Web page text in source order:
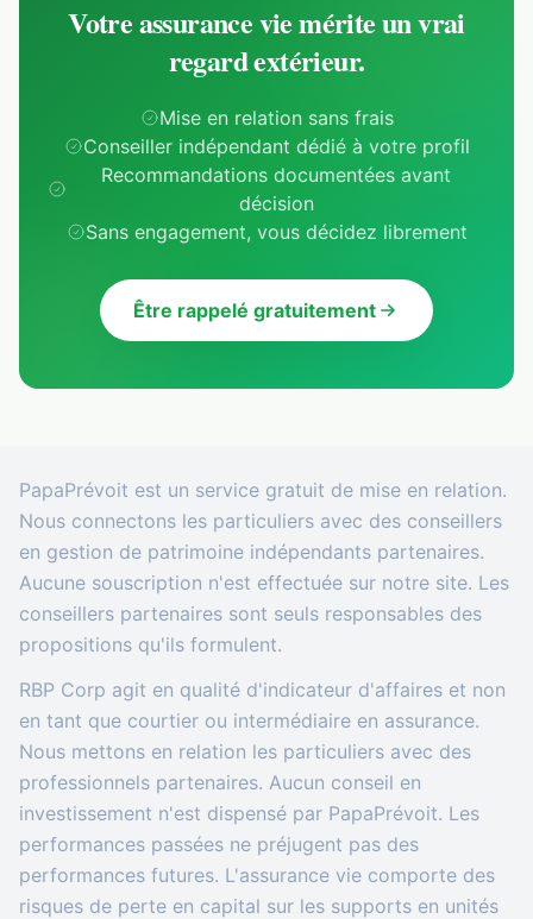
Votre assurance vie mérite un vrai
regard extérieur.
Mise en relation sans frais
Conseiller indépendant dédié à votre profil
Recommandations documentées avant
décision
Sans engagement, vous décidez librement
Être rappelé gratuitement
PapaPrévoit est un service gratuit de mise en relation.
Nous connectons les particuliers avec des conseillers
en gestion de patrimoine indépendants partenaires.
Aucune souscription n'est effectuée sur notre site. Les
conseillers partenaires sont seuls responsables des
propositions qu'ils formulent.
RBP Corp agit en qualité d'indicateur d'affaires et non
en tant que courtier ou intermédiaire en assurance.
Nous mettons en relation les particuliers avec des
professionnels partenaires. Aucun conseil en
investissement n'est dispensé par PapaPrévoit. Les
performances passées ne préjugent pas des
performances futures. L'assurance vie comporte des
risques de perte en capital sur les supports en unités